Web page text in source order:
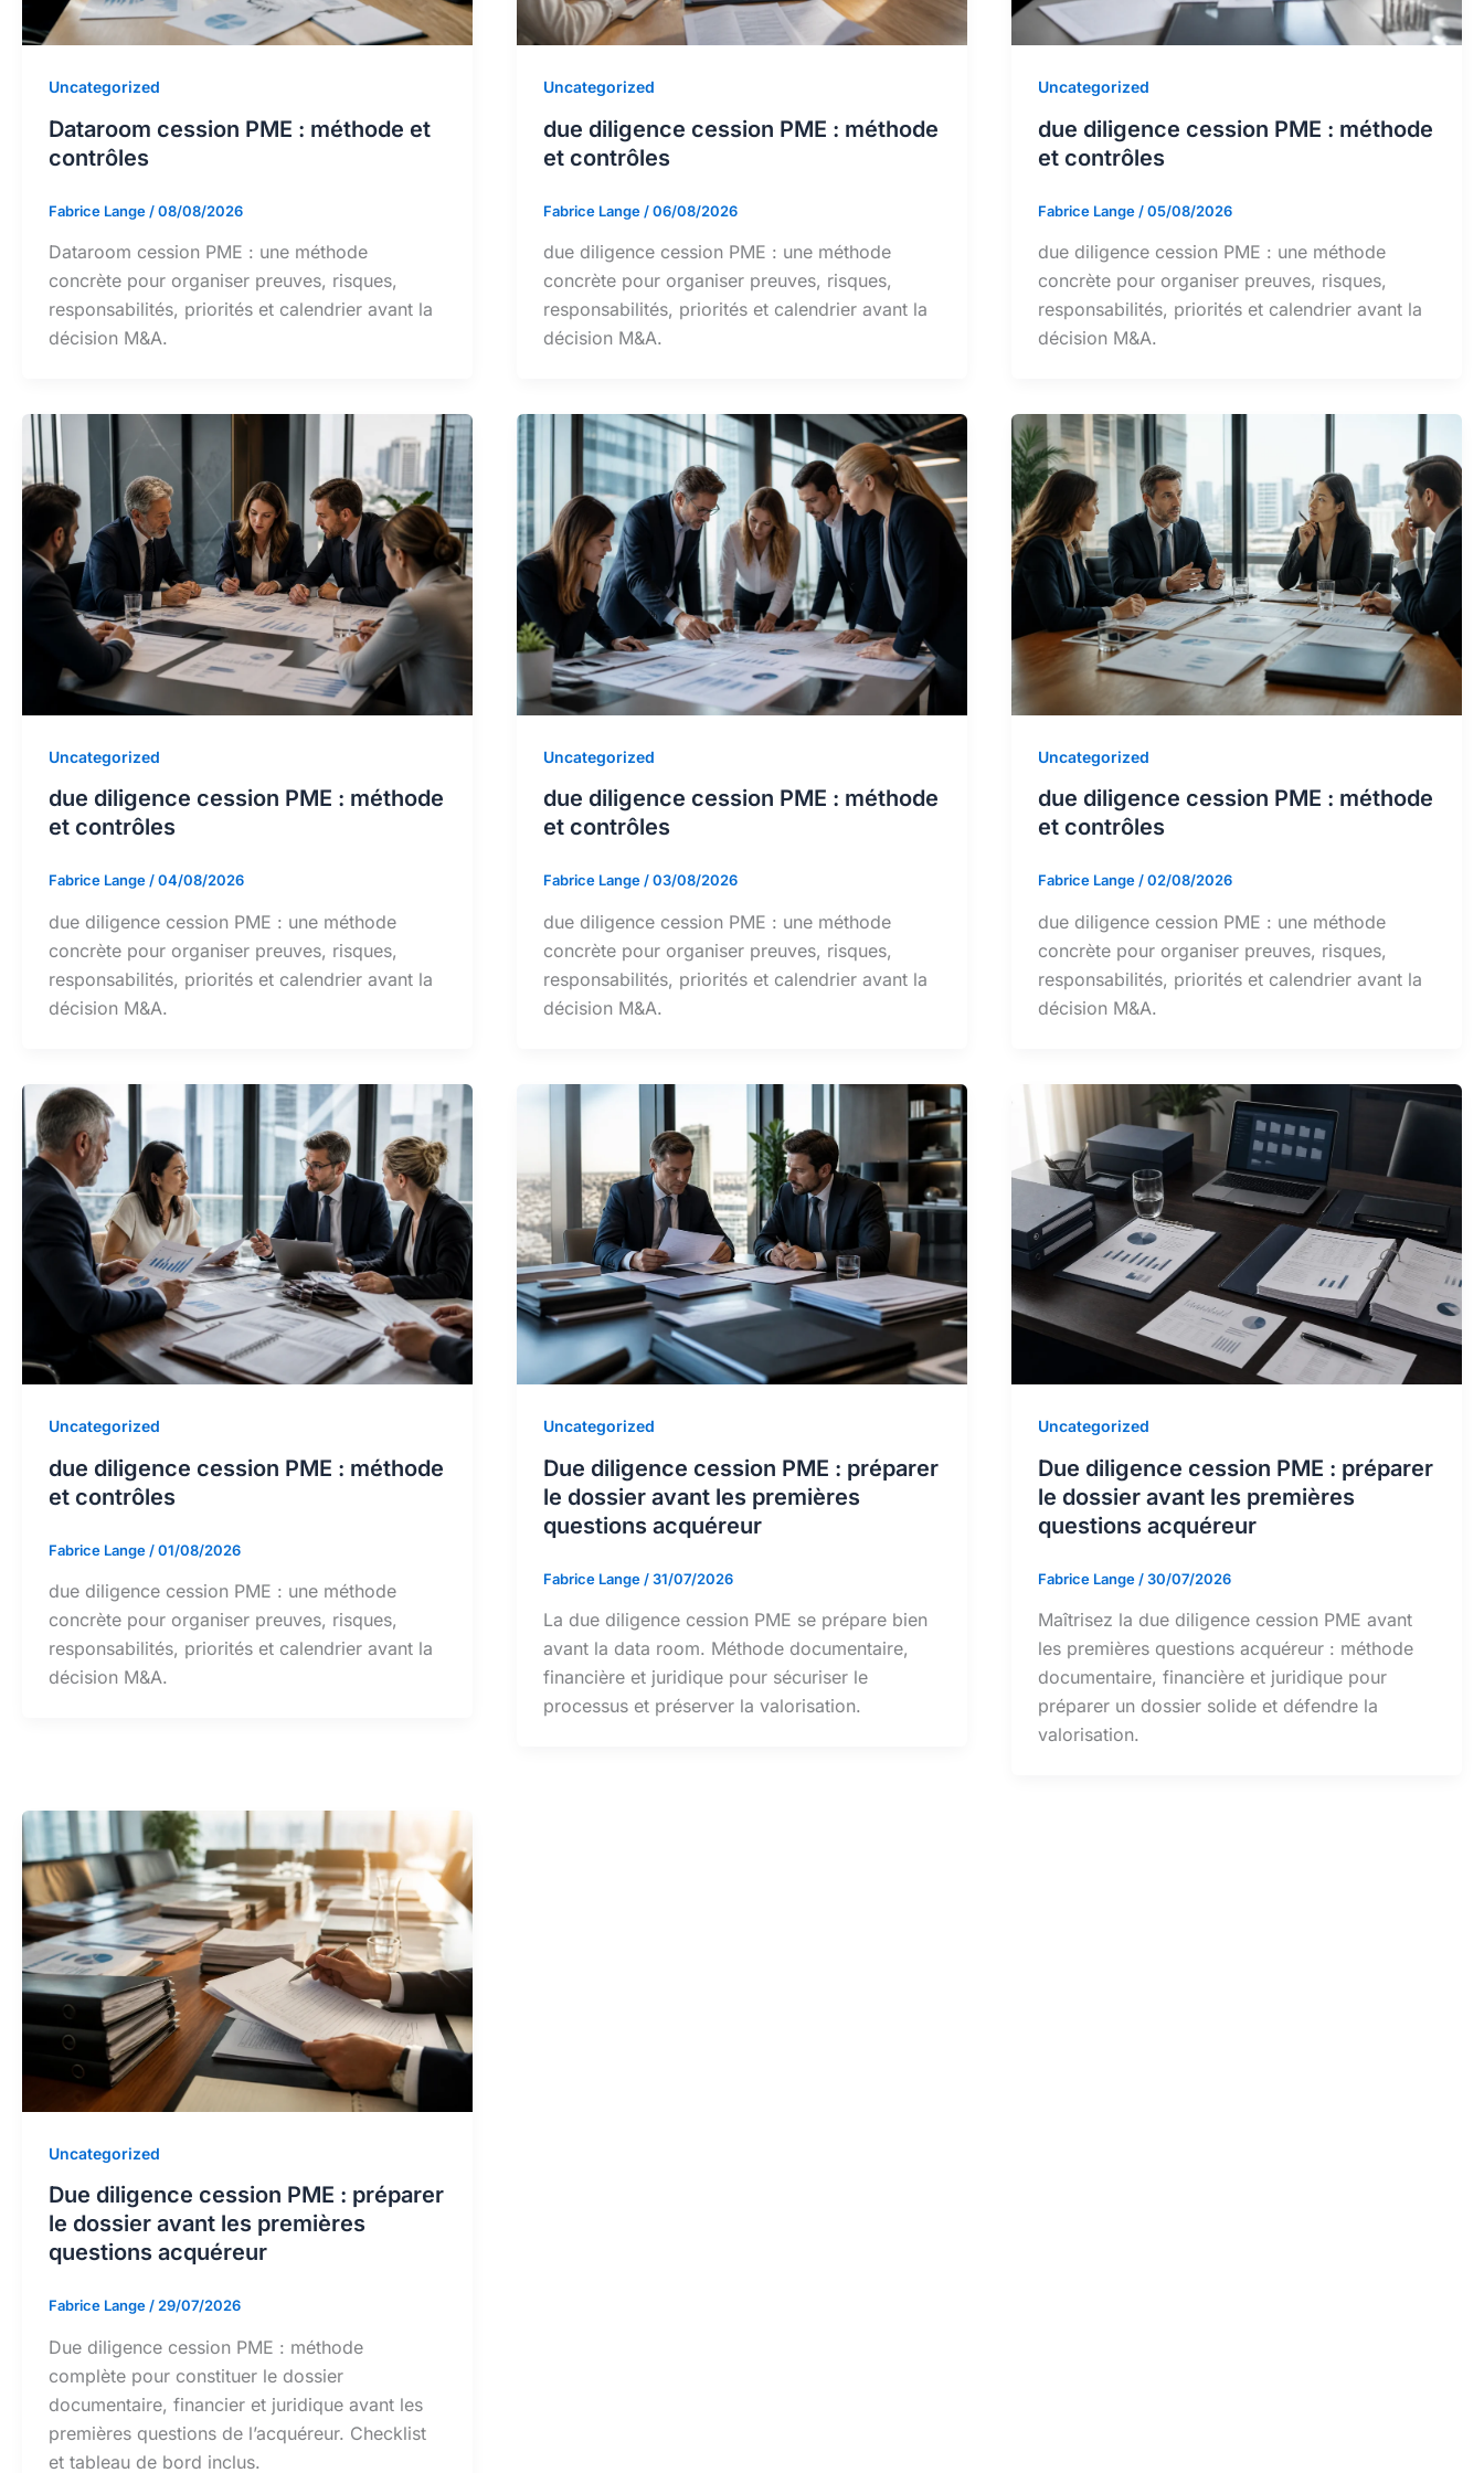
Uncategorized
Dataroom cession PME : méthode et
contrôles
Fabrice Lange /08/08/2026
Dataroom cession PME : une méthode
concrète pour organiser preuves, risques,
responsabilités, priorités et calendrier avant la
décision M&A.
Uncategorized
due diligence cession PME : méthode
et contrôles
Fabrice Lange /06/08/2026
due diligence cession PME : une méthode
concrète pour organiser preuves, risques,
responsabilités, priorités et calendrier avant la
décision M&A.
Uncategorized
due diligence cession PME : méthode
et contrôles
Fabrice Lange /05/08/2026
due diligence cession PME : une méthode
concrète pour organiser preuves, risques,
responsabilités, priorités et calendrier avant la
décision M&A.
Uncategorized
due diligence cession PME : méthode
et contrôles
Fabrice Lange/04/08/2026
due diligence cession PME : une méthode
concrète pour organiser preuves, risques,
responsabilités, priorités et calendrier avant la
décision M&A.
Uncategorized
due diligence cession PME : méthode
et contrôles
Fabrice Lange/03/08/2026
due diligence cession PME : une méthode
concrète pour organiser preuves, risques,
responsabilités, priorités et calendrier avant la
décision M&A.
Uncategorized
due diligence cession PME : méthode
et contrôles
Fabrice Lange/02/08/2026
due diligence cession PME : une méthode
concrète pour organiser preuves, risques,
responsabilités, priorités et calendrier avant la
décision M&A.
Uncategorized
due diligence cession PME : méthode
et contrôles
Fabrice Lange /01/08/2026
due diligence cession PME : une méthode
concrète pour organiser preuves, risques,
responsabilités, priorités et calendrier avant la
décision M&A.
Uncategorized
Due diligence cession PME : préparer
le dossier avant les premières
questions acquéreur
Fabrice Lange /31/07/2026
La due diligence cession PME se prépare bien
avant la data room. Méthode documentaire,
financière et juridique pour sécuriser le
processus et préserver la valorisation.
Uncategorized
Due diligence cession PME : préparer
le dossier avant les premières
questions acquéreur
Fabrice Lange /30/07/2026
Maîtrisez la due diligence cession PME avant
les premières questions acquéreur : méthode
documentaire, financière et juridique pour
préparer un dossier solide et défendre la
valorisation.
Uncategorized
Due diligence cession PME : préparer
le dossier avant les premières
questions acquéreur
Fabrice Lange/29/07/2026
Due diligence cession PME : méthode
complète pour constituer le dossier
documentaire, financier et juridique avant les
premières questions de l’acquéreur. Checklist
et tableau de bord inclus.